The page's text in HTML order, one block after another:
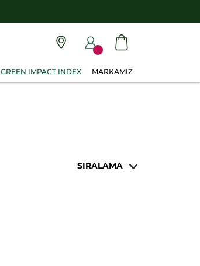
GREEN IMPACT INDEX MARKAMIZ
SIRALAMA